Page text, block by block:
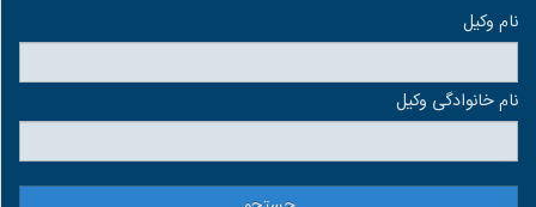
نام وكيل
نام خانوادگی وكيل